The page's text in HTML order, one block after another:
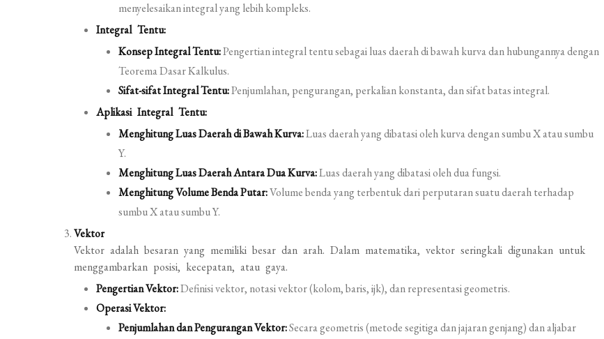
menyelesaikan integral yang lebih kompleks.
Integral Tentu:
Konsep Integral Tentu:Pengertian integral tentu sebagai luas daerah di bawah kurva dan hubungannya dengan
Teorema Dasar Kalkulus.
Sifat-sifat Integral Tentu:Penjumlahan, pengurangan, perkalian konstanta, dan sifat batas integral.
Aplikasi Integral Tentu:
Menghitung Luas Daerah di Bawah Kurva:Luas daerah yang dibatasi oleh kurva dengan sumbu X atau sumbu
Y.
Menghitung Luas Daerah Antara Dua Kurva:Luas daerah yang dibatasi oleh dua fungsi.
Menghitung Volume Benda Putar:Volume benda yang terbentuk dari perputaran suatu daerah terhadap
sumbu X atau sumbu Y.
Vektor
Vektor adalah besaran yang memiliki besar dan arah. Dalam matematika, vektor seringkali digunakan untuk
menggambarkan posisi, kecepatan, atau gaya.
Pengertian Vektor:Definisi vektor, notasi vektor (kolom, baris, ijk), dan representasi geometris.
Operasi Vektor:
Penjumlahan dan Pengurangan Vektor:Secara geometris (metode segitiga dan jajaran genjang) dan aljabar